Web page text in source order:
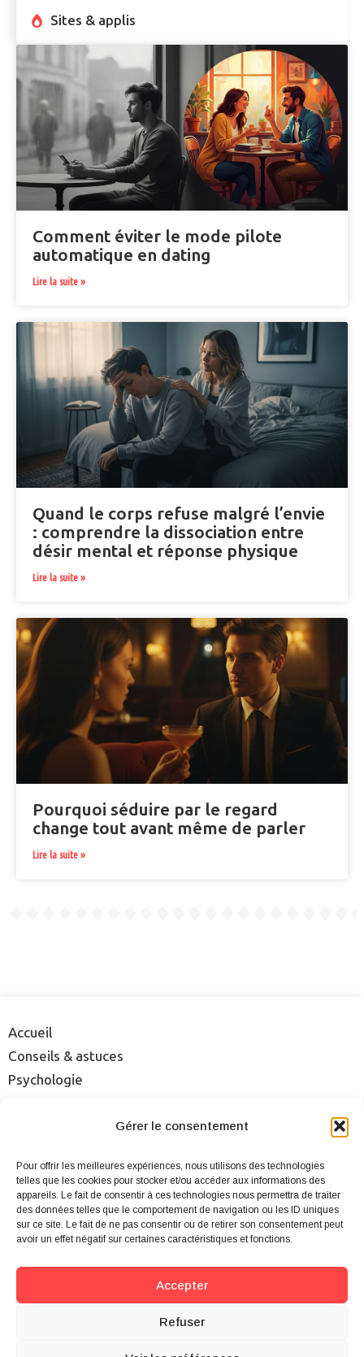
Gérer le consentement
Pour offrir les meilleures expériences, nous utilisons des technologies
telles que les cookies pour stocker et/ou accéder aux informations des
appareils. Le fait de consentir à ces technologies nous permettra de traiter
des données telles que le comportement de navigation ou les ID uniques
sur ce site. Le fait de ne pas consentir ou de retirer son consentement peut
avoir un effet négatif sur certaines caractéristiques et fonctions.
Accepter
Refuser
Sites & applis
Comment éviter le mode pilote
automatique en dating
Lire la suite »
Quand le corps refuse malgré l’envie
: comprendre la dissociation entre
désir mental et réponse physique
Lire la suite »
Pourquoi séduire par le regard
change tout avant même de parler
Lire la suite »
Accueil
Conseils & astuces
Psychologie
Sites & applis
Mentions légales
Qui sommes-nous ?
Contact